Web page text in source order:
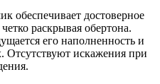
обеспечивает достоверное
раскрывая обертона.
его наполненность и
Отсутствуют искажения при